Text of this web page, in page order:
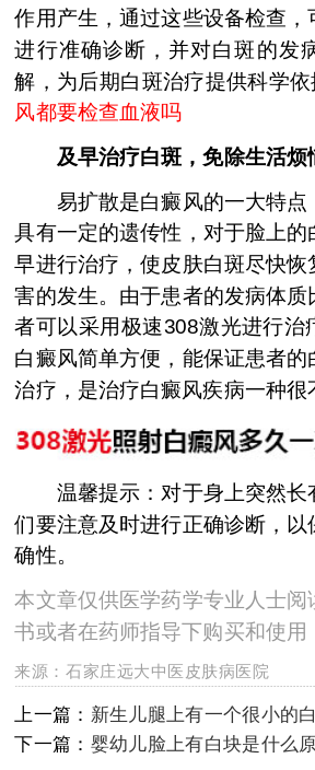
作用产生，通过这些设备检查，
进行准确诊断，并对白斑的发
解，为后期白斑治疗提供科学依
风都要检查血液吗
及早治疗白斑，免除生活烦
易扩散是白癜风的一大特点
具有一定的遗传性，对于脸上的
早进行治疗，使皮肤白斑尽快
害的发生。由于患者的发病体质
者可以采用极速308激光进行治
白癜风简单方便，能保证患者的
治疗，是治疗白癜风疾病一种很
温馨提示：对于身上突然长
们要注意及时进行正确诊断，
确性。
本文章仅供医学药学专业人士阅
书或者在药师指导下购买和使用
来源：石家庄远大中医皮肤病医院
上一篇： 新生儿腿上有一个很小的
下一篇： 婴幼儿脸上有白块是什么